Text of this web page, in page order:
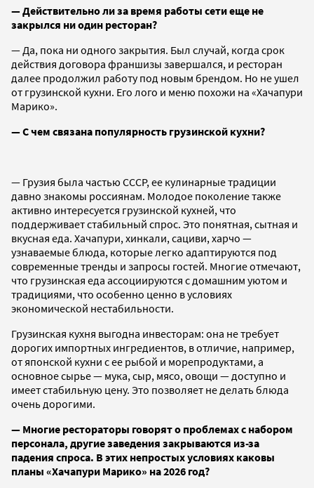
— Действительно ли за время работы сети еще не
закрылся ни один ресторан?
— Да, пока ни одного закрытия. Был случай, когда срок
действия договора франшизы завершался, и ресторан
далее продолжил работу под новым брендом. Но не ушел
от грузинской кухни. Его лого и меню похожи на «Хачапури
Марико».
— С чем связана популярность грузинской кухни?
— Грузия была частью СССР, ее кулинарные традиции
давно знакомы россиянам. Молодое поколение также
активно интересуется грузинской кухней, что
поддерживает стабильный спрос. Это понятная, сытная и
вкусная еда. Хачапури, хинкали, сациви, харчо —
узнаваемые блюда, которые легко адаптируются под
современные тренды и запросы гостей. Многие отмечают,
что грузинская еда ассоциируются с домашним уютом и
традициями, что особенно ценно в условиях
экономической нестабильности.
Грузинская кухня выгодна инвесторам: она не требует
дорогих импортных ингредиентов, в отличие, например,
от японской кухни с ее рыбой и морепродуктами, а
основное сырье — мука, сыр, мясо, овощи — доступно и
имеет стабильную цену. Это позволяет не делать блюда
очень дорогими.
— Многие рестораторы говорят о проблемах с набором
персонала, другие заведения закрываются из-за
падения спроса. В этих непростых условиях каковы
планы «Хачапури Марико» на 2026 год?